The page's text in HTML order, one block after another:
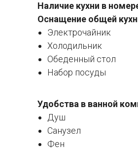
Наличие кухни в
Оснащение общей
Электрочайник
Холодильник
Обеденный стол
Набор посуды
Удобства в ванной
Душ
Санузел
Фен